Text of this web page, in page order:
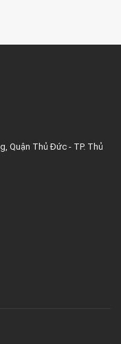
Quận Thủ Đức - TP. Thủ